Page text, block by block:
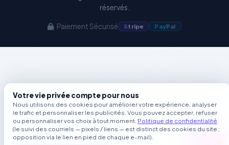
réservés.
Paiement Sécurisé Stripe PayPal
Votre vie privée compte pour nous
Nous utilisons des cookies pour améliorer votre expérience, analyser
le trafic et personnaliser les publicités. Vous pouvez accepter, refuser
ou personnaliser vos choix à tout moment. Politique de confidentialité
(le suivi des courriels — pixels / liens — est distinct des cookies du site ;
opposition via le lien en pied de chaque e-mail).